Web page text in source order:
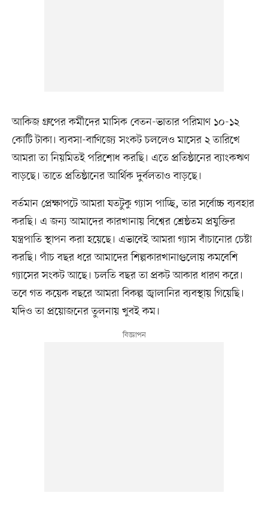
আকিজ গ্রুপের কর্মীদের মাসিক বেতন-ভাতার পরিমাণ ১০-১২
কোটি টাকা। ব্যবসা-বাণিজ্যে সংকট চললেও মাসের ২ তারিখে
আমরা তা নিয়মিতই পরিশোধ করছি। এতে প্রতিষ্ঠানের ব্যাংকঋণ
বাড়ছে। তাতে প্রতিষ্ঠানের আর্থিক দুর্বলতাও বাড়ছে।
বর্তমান প্রেক্ষাপটে আমরা যতটুকু গ্যাস পাচ্ছি, তার সর্বোচ্চ ব্যবহার
করছি। এ জন্য আমাদের কারখানায় বিশ্বের শ্রেষ্ঠতম প্রযুক্তির
যন্ত্রপাতি স্থাপন করা হয়েছে। এভাবেই আমরা গ্যাস বাঁচানোর চেষ্টা
করছি। পাঁচ বছর ধরে আমাদের শিল্পকারখানাগুলোয় কমবেশি
গ্যাসের সংকট আছে। চলতি বছর তা প্রকট আকার ধারণ করে।
তবে গত কয়েক বছরে আমরা বিকল্প জ্বালানির ব্যবস্থায় গিয়েছি।
যদিও তা প্রয়োজনের তুলনায় খুবই কম।